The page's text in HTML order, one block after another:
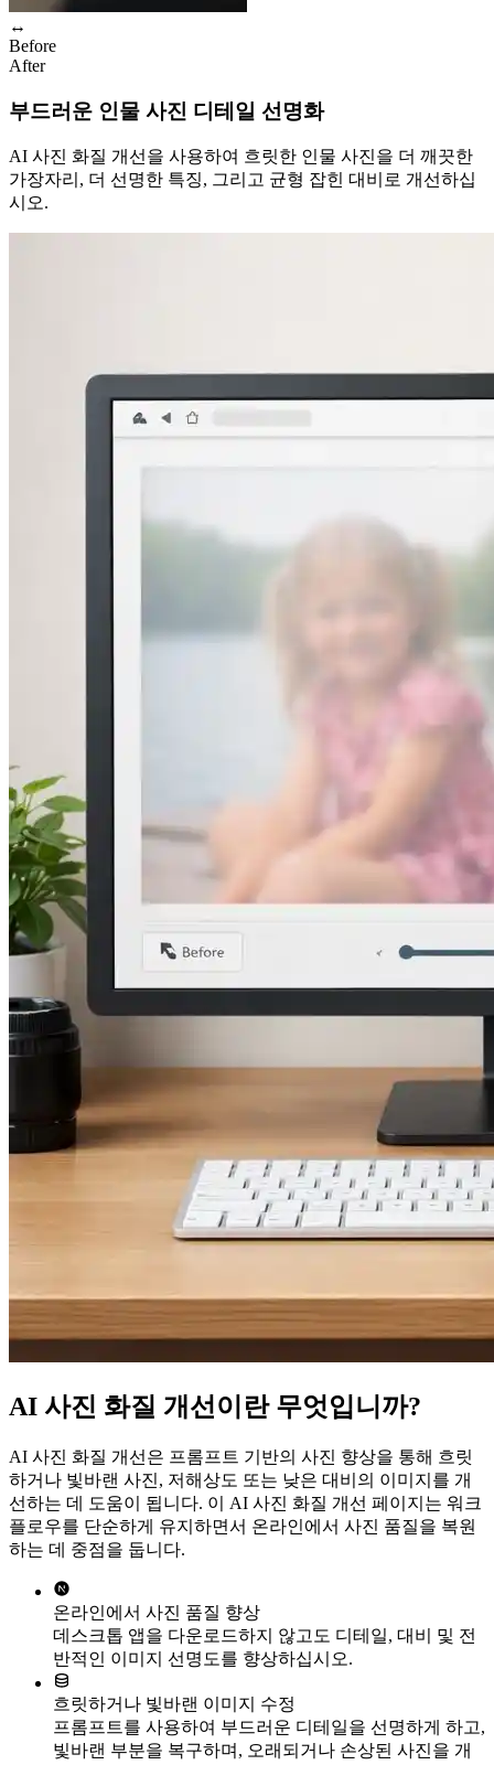
↔
Before
After
부드러운 인물 사진 디테일 선명화
AI 사진 화질 개선을 사용하여 흐릿한 인물 사진을 더 깨끗한
가장자리, 더 선명한 특징, 그리고 균형 잡힌 대비로 개선하십
시오.
AI 사진 화질 개선이란 무엇입니까?
AI 사진 화질 개선은 프롬프트 기반의 사진 향상을 통해 흐릿
하거나 빛바랜 사진, 저해상도 또는 낮은 대비의 이미지를 개
선하는 데 도움이 됩니다. 이 AI 사진 화질 개선 페이지는 워크
플로우를 단순하게 유지하면서 온라인에서 사진 품질을 복원
하는 데 중점을 둡니다.
온라인에서 사진 품질 향상
데스크톱 앱을 다운로드하지 않고도 디테일, 대비 및 전
반적인 이미지 선명도를 향상하십시오.
흐릿하거나 빛바랜 이미지 수정
프롬프트를 사용하여 부드러운 디테일을 선명하게 하고,
빛바랜 부분을 복구하며, 오래되거나 손상된 사진을 개